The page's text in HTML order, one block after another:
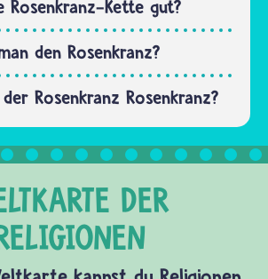
Kette gut?
den Rosenkranz?
Rosenkranz Rosenkranz?